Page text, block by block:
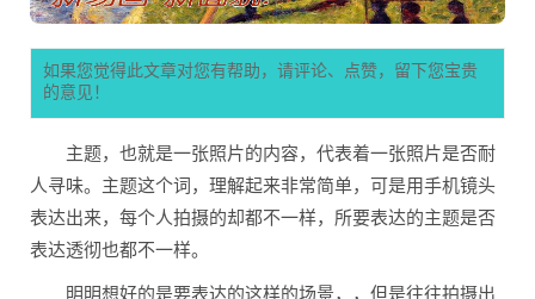
如果您觉得此文章对您有帮助，请评论、点赞，留下您宝贵
的意见！
主题，也就是一张照片的内容，代表着一张照片是否耐
人寻味。主题这个词，理解起来非常简单，可是用手机镜头
表达出来，每个人拍摄的却都不一样，所要表达的主题是否
表达透彻也都不一样。
明明想好的是要表达的这样的场景，，但是往往拍摄出